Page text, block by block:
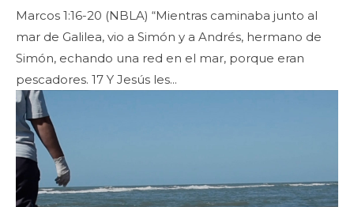
Marcos 1:16-20 (NBLA) “Mientras caminaba junto al
mar de Galilea, vio a Simón y a Andrés, hermano de
Simón, echando una red en el mar, porque eran
pescadores. 17 Y Jesús les...